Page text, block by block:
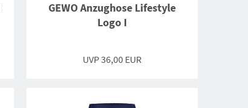
GEWO Anzughose Lifestyle
Logo I
UVP 36,00 EUR